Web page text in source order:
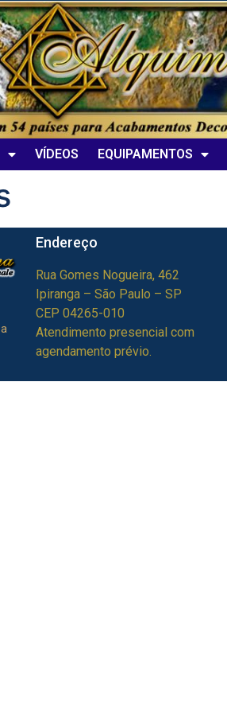
VÍDEOS EQUIPAMENTOS
Endereço
Rua Gomes Nogueira, 462
Ipiranga – São Paulo – SP
CEP 04265-010
Atendimento presencial com
agendamento prévio.